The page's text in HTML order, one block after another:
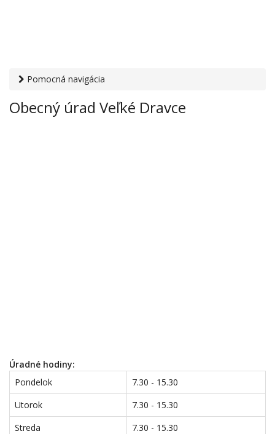
Pomocná navigácia
Obecný úrad Veľké Dravce
Obecný úrad Veľké Dravce
Úradné hodiny:
Pondelok
7.30 - 15.30
Utorok
7.30 - 15.30
Streda
7.30 - 15.30